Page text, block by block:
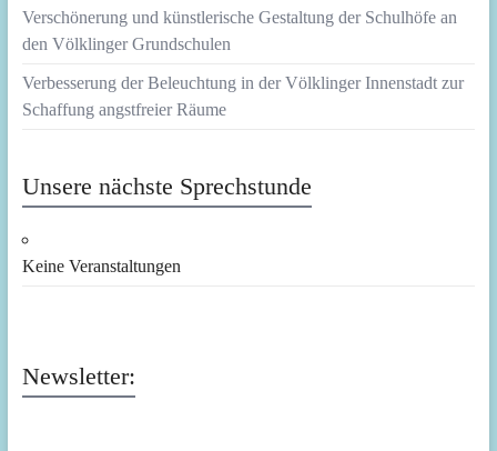
Verschönerung und künstlerische Gestaltung der Schulhöfe an
den Völklinger Grundschulen
Verbesserung der Beleuchtung in der Völklinger Innenstadt zur
Schaffung angstfreier Räume
Unsere nächste Sprechstunde
Keine Veranstaltungen
Newsletter: